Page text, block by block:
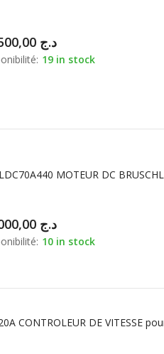
د.ج
19 in stock
د.ج
10 in stock